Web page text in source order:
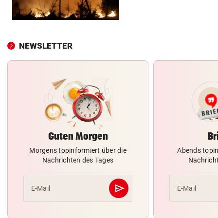
NEWSLETTER
Guten Morgen
Morgens topinformiert über die
Nachrichten des Tages
E-Mail send
Abschicken
Abends
E-Mail